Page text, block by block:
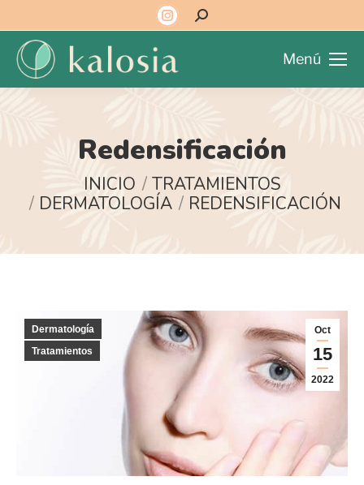
Menú
Redensificación
INICIO
TRATAMIENTOS
DERMATOLOGÍA
REDENSIFICACIÓN
Oct
15
2022
Dermatología
Tratamientos